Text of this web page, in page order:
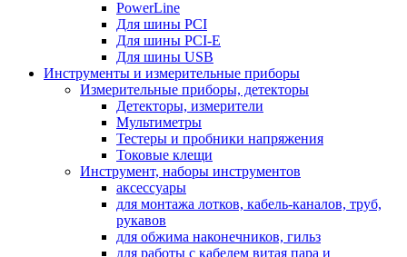
PowerLine
Для шины PCI
Для шины PCI-E
Для шины USB
Инструменты и измерительные приборы
Измерительные приборы, детекторы
Детекторы, измерители
Мультиметры
Тестеры и пробники напряжения
Токовые клещи
Инструмент, наборы инструментов
аксессуары
для монтажа лотков, кабель-каналов, труб,
рукавов
для обжима наконечников, гильз
для работы с кабелем витая пара и